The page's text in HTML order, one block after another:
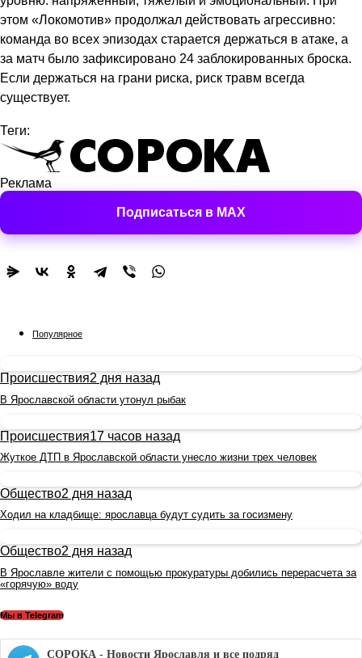
этом «Локомотив» продолжал действовать агрессивно:
команда во всех эпизодах старается держаться в атаке, а
за матч было зафиксировано 24 заблокированных броска.
Если держаться на грани риска, риск травм всегда
существует.
Теги:
Реклама
Подписаться в MAX
Популярное
Происшествия2 дня назад
В Ярославской области утонул рыбак
Происшествия17 часов назад
Жуткое ДТП в Ярославской области унесло жизни трех человек
Общество2 дня назад
Ходил на кладбище: ярославца будут судить за госизмену
Общество2 дня назад
В Ярославле жители с помощью прокуратуры добились перерасчета за
«горячую» воду
Мы в Telegram